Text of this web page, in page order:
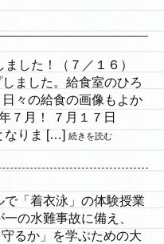
した！（７／１６）
ました。給食室のひろ
々の給食の画像もよか
７月！ ７月１７日
なりま […] 続きを読む
「着衣泳」の体験授業
の水難事故に備え、
るか」を学ぶための大